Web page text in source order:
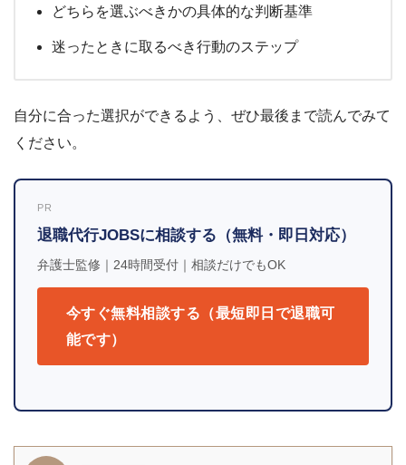
どちらを選ぶべきかの具体的な判断基準
迷ったときに取るべき行動のステップ
自分に合った選択ができるよう、ぜひ最後まで読んでみて
ください。
PR
退職代行JOBSに相談する（無料・即日対応）
弁護士監修｜24時間受付｜相談だけでもOK
今すぐ無料相談する（最短即日で退職可
能です）